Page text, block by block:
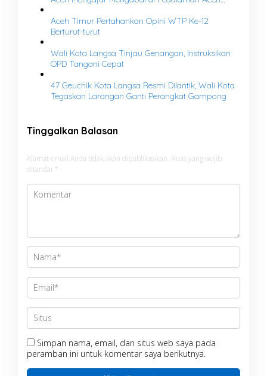
Aceh Timur Pertahankan Opini WTP Ke-12
Berturut-turut
Wali Kota Langsa Tinjau Genangan, Instruksikan
OPD Tangani Cepat
47 Geuchik Kota Langsa Resmi Dilantik, Wali Kota
Tegaskan Larangan Ganti Perangkat Gampong
Tinggalkan Balasan
Alamat email Anda tidak akan dipublikasikan. Ruas yang wajib
ditandai *
Simpan nama, email, dan situs web saya pada
peramban ini untuk komentar saya berikutnya.